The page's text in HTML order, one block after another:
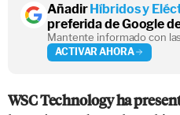
AñadirHíbridos y
preferida de Google
Mantente informado con
ACTIVAR AHORA
WSC Technology ha